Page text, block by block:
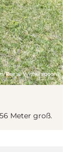
Reese Witherspoon)
Meter groß.